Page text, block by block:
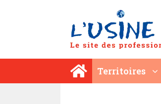
Territoires